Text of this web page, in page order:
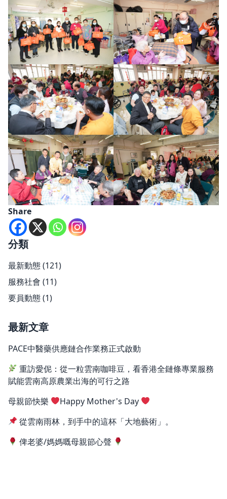
Share
分類
最新動態(121)
服務社會 (11)
要員動態(1)
最新文章
PACE中醫藥供應鏈合作業務正式啟動
重訪愛伲：從一粒雲南咖啡豆，看香港全鏈條專業服務
賦能雲南高原農業出海的可行之路
母親節快樂
Happy Mother's Day
從雲南雨林，到手中的這杯「大地藝術」。
俾老婆/媽媽嘅母親節心聲